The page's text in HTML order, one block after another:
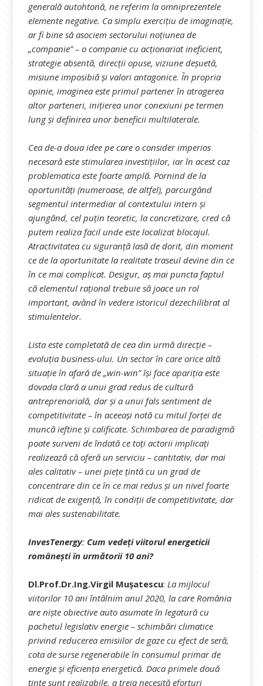
generală autohtonă, ne referim la omniprezentele
elemente negative. Ca simplu exercițiu de imaginație,
ar fi bine să asociem sectorului noțiunea de
„companie” – o companie cu acționariat ineficient,
strategie absentă, direcții opuse, viziune deșuetă,
misiune imposibiă și valori antagonice. În propria
opinie, imaginea este primul partener în atragerea
altor parteneri, inițierea unor conexiuni pe termen
lung și definirea unor beneficii multilaterale.
Cea de-a doua idee pe care o consider imperios
necesară este stimularea investițiilor, iar în acest caz
problematica este foarte amplă. Pornind de la
oportunități (numeroase, de altfel), parcurgând
segmentul intermediar al contextului intern și
ajungând, cel puțin teoretic, la concretizare, cred că
putem realiza facil unde este localizat blocajul.
Atractivitatea cu siguranță lasă de dorit, din moment
ce de la oportunitate la realitate traseul devine din ce
în ce mai complicat. Desigur, aș mai puncta faptul
că elementul rațional trebuie să joace un rol
important, având în vedere istoricul dezechilibrat al
stimulentelor.
Lista este completată de cea din urmă direcție –
evoluția business-ului. Un sector în care orice altă
situație în afară de „win-win” își face apariția este
dovada clară a unui grad redus de cultură
antreprenorială, dar și a unui fals sentiment de
competitivitate – în aceeași notă cu mitul forței de
muncă ieftine și calificate. Schimbarea de paradigmă
poate surveni de îndată ce toți actorii implicați
realizează că oferă un serviciu – cantitativ, dar mai
ales calitativ – unei piețe țintă cu un grad de
concentrare din ce în ce mai redus și un nivel foarte
ridicat de exigență, în condiții de competitivitate, dar
mai ales sustenabilitate.
InvesTenergy: Cum vedeți viitorul energeticii
românești în următorii 10 ani?
Dl.Prof.Dr.Ing.Virgil Mușatescu:La mijlocul
viitorilor 10 ani întâlnim anul 2020, la care România
are niște obiective auto asumate în legatură cu
pachetul legislativ energie – schimbări climatice
privind reducerea emisiilor de gaze cu efect de seră,
cota de surse regenerabile în consumul primar de
energie și eficiența energetică. Daca primele două
ținte sunt realizabile, a treia necesită eforturi